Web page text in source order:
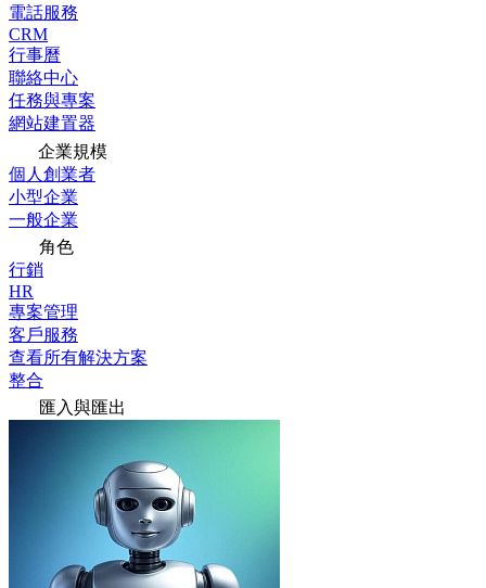
電話服務
CRM
行事曆
聯絡中心
任務與專案
網站建置器
企業規模
個人創業者
小型企業
一般企業
角色
行銷
HR
專案管理
客戶服務
查看所有解決方案
整合
匯入與匯出